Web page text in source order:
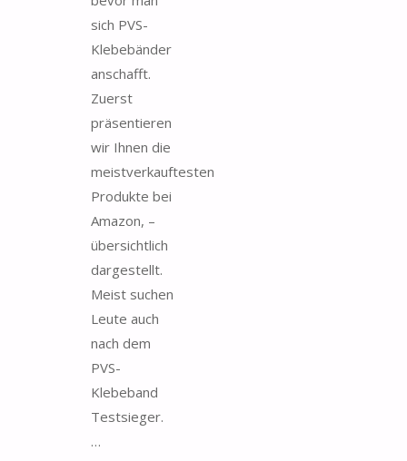
sich PVS-
Klebebänder
anschafft.
Zuerst
präsentieren
wir Ihnen die
meistverkauftesten
Produkte bei
Amazon, –
übersichtlich
dargestellt.
Meist suchen
Leute auch
nach dem
PVS-
Klebeband
Testsieger.
…